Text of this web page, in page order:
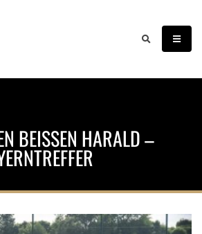
BEISSEN HARALD – E